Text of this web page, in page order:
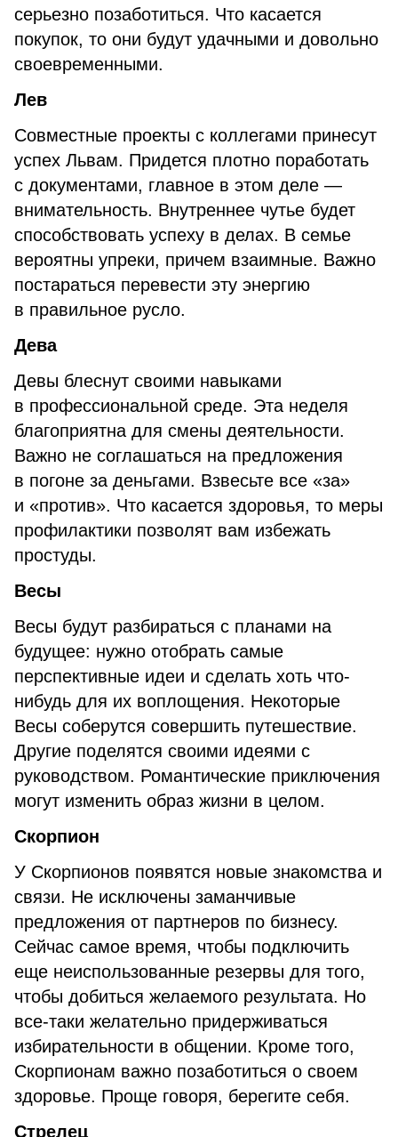
серьезно позаботиться. Что касается
покупок, то они будут удачными и довольно
своевременными.
Лев
Совместные проекты с коллегами принесут
успех Львам. Придется плотно поработать
с документами, главное в этом деле —
внимательность. Внутреннее чутье будет
способствовать успеху в делах. В семье
вероятны упреки, причем взаимные. Важно
постараться перевести эту энергию
в правильное русло.
Дева
Девы блеснут своими навыками
в профессиональной среде. Эта неделя
благоприятна для смены деятельности.
Важно не соглашаться на предложения
в погоне за деньгами. Взвесьте все «за»
и «против». Что касается здоровья, то меры
профилактики позволят вам избежать
простуды.
Весы
Весы будут разбираться с планами на
будущее: нужно отобрать самые
перспективные идеи и сделать хоть что-
нибудь для их воплощения. Некоторые
Весы соберутся совершить путешествие.
Другие поделятся своими идеями с
руководством. Романтические приключения
могут изменить образ жизни в целом.
Скорпион
У Скорпионов появятся новые знакомства и
связи. Не исключены заманчивые
предложения от партнеров по бизнесу.
Сейчас самое время, чтобы подключить
еще неиспользованные резервы для того,
чтобы добиться желаемого результата. Но
все-таки желательно придерживаться
избирательности в общении. Кроме того,
Скорпионам важно позаботиться о своем
здоровье. Проще говоря, берегите себя.
Стрелец